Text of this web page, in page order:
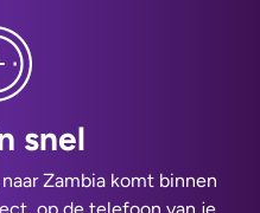
snel
Zambia komt binnen